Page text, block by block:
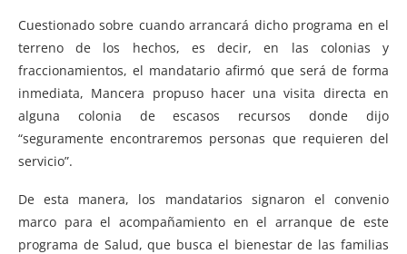
Cuestionado sobre cuando arrancará dicho programa en el
terreno de los hechos, es decir, en las colonias y
fraccionamientos, el mandatario afirmó que será de forma
inmediata, Mancera propuso hacer una visita directa en
alguna colonia de escasos recursos donde dijo
“seguramente encontraremos personas que requieren del
servicio”.
De esta manera, los mandatarios signaron el convenio
marco para el acompañamiento en el arranque de este
programa de Salud, que busca el bienestar de las familias